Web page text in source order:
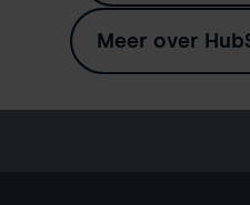
Meer over